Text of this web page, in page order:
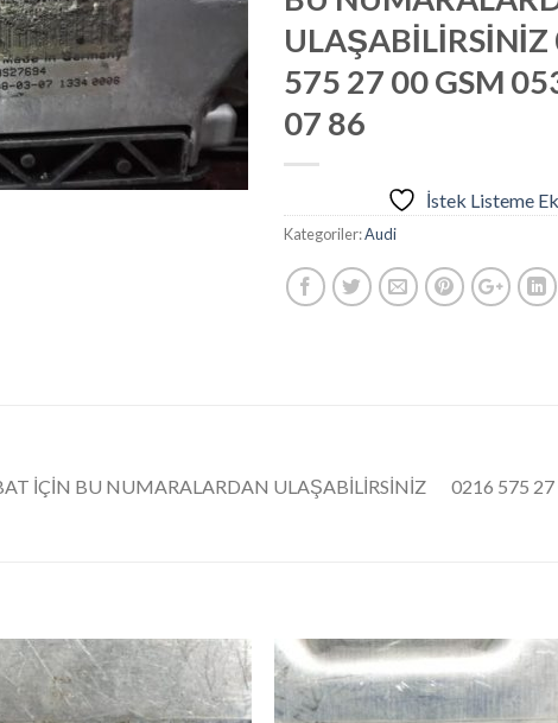
575 27 00 GSM
07 86
İstek Listeme
Kategoriler:Audi
İÇİN BU NUMARALARDAN ULAŞABİLİRSİNİZ 0216 575